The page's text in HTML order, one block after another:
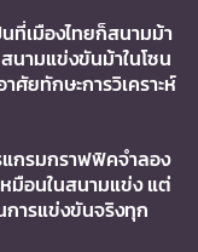
ที่เมืองไทยก็สนามม้า
นามแข่งขันม้าในโซน
ศัยทักษะการวิเคราะห์
แกรมกราฟฟิคจำลอง
หมือนในสนามแข่ง แต่
การแข่งขันจริงทุก